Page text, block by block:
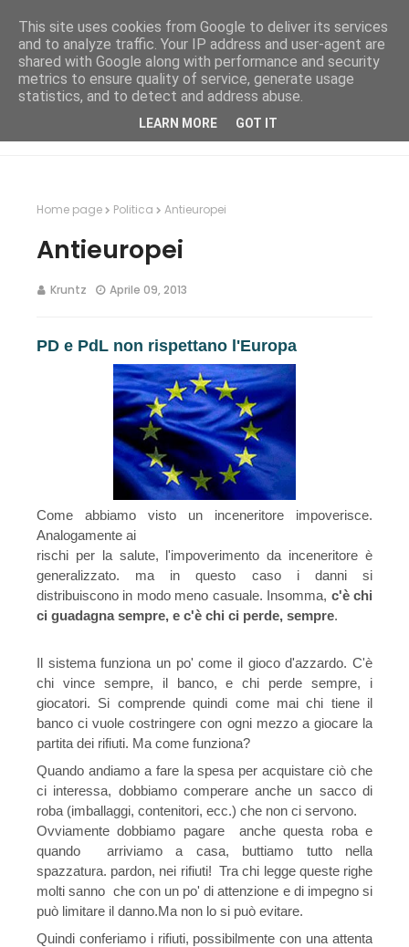
Home page Politica Antieuropei
Antieuropei
Kruntz Aprile 09, 2013
PD e PdL non rispettano l'Europa
Come abbiamo visto un inceneritore impoverisce.
Analogamente ai
rischi per la salute, l'impoverimento da inceneritore è
generalizzato. ma in questo caso i danni si
distribuiscono in modo meno casuale. Insomma, c'è chi
ci guadagna sempre, e c'è chi ci perde, sempre.
Il sistema funziona un po' come il gioco d'azzardo. C'è
chi vince sempre, il banco, e chi perde sempre, i
giocatori. Si comprende quindi come mai chi tiene il
banco ci vuole costringere con ogni mezzo a giocare la
partita dei rifiuti. Ma come funziona?
Quando andiamo a fare la spesa per acquistare ciò che
ci interessa, dobbiamo comperare anche un sacco di
roba (imballaggi, contenitori, ecc.) che non ci servono.
Ovviamente dobbiamo pagare anche questa roba e
quando arriviamo a casa, buttiamo tutto nella
spazzatura. pardon, nei rifiuti! Tra chi legge queste righe
molti sanno che con un po' di attenzione e di impegno si
può limitare il danno.Ma non lo si può evitare.
Quindi conferiamo i rifiuti, possibilmente con una attenta
This site uses cookies from Google to deliver its services
and to analyze traffic. Your IP address and user-agent are
shared with Google along with performance and security
metrics to ensure quality of service, generate usage
statistics, and to detect and address abuse.
LEARN MORE GOT IT